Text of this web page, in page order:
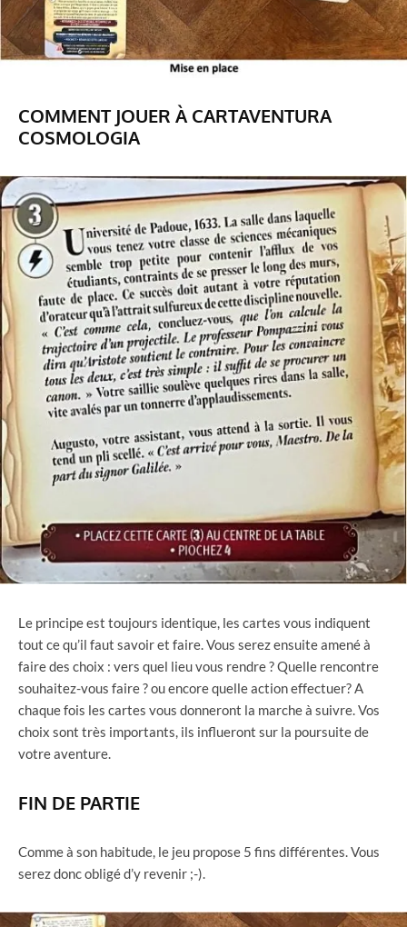
COMMENT JOUER À CARTAVENTURA
COSMOLOGIA
Le principe est toujours identique, les cartes vous indiquent
tout ce qu’il faut savoir et faire. Vous serez ensuite amené à
faire des choix : vers quel lieu vous rendre ? Quelle rencontre
souhaitez-vous faire ? ou encore quelle action effectuer? A
chaque fois les cartes vous donneront la marche à suivre. Vos
choix sont très importants, ils influeront sur la poursuite de
votre aventure.
FIN DE PARTIE
Comme à son habitude, le jeu propose 5 fins différentes. Vous
serez donc obligé d’y revenir ;-).